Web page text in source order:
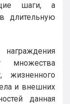
шаги, а
длительную
множества
жизненного
и внешних
данная